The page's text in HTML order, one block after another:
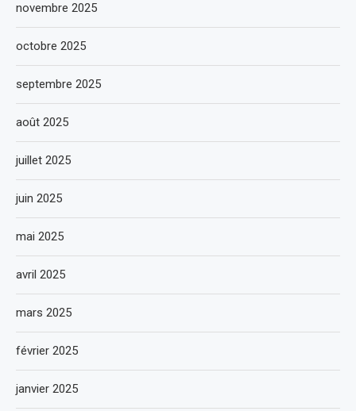
novembre 2025
octobre 2025
septembre 2025
août 2025
juillet 2025
juin 2025
mai 2025
avril 2025
mars 2025
février 2025
janvier 2025